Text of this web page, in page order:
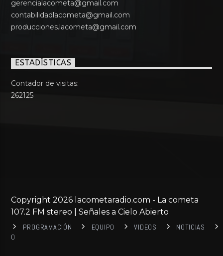
gerencialacometa@gmail.com
contabilidadlacometa@gmail.com
producciones.lacometa@gmail.com
ESTADÍSTICAS
Contador de visitas:
262125
Copyright 2026 lacometaradio.com - La cometa
107.2 FM stereo | Señales a Cielo Abierto
PROGRAMACIÓN EQUIPO VIDEOS
NOTICIAS
0